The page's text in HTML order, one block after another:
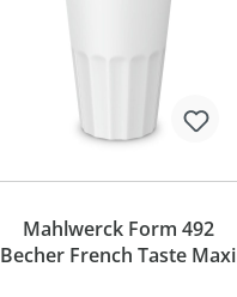
Mahlwerck Form 492
Becher French Taste Maxi